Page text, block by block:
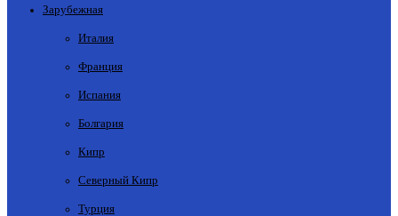
Зарубежная
Италия
Франция
Испания
Болгария
Кипр
Северный Кипр
Турция